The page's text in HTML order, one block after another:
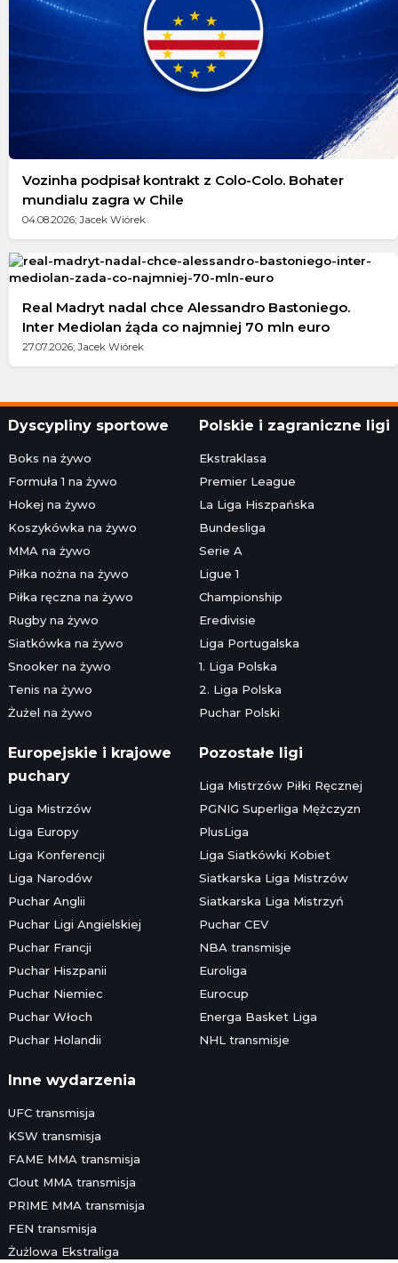
Vozinha podpisał kontrakt z Colo-Colo. Bohater
mundialu zagra w Chile
04.08.2026; Jacek Wiórek
Real Madryt nadal chce Alessandro Bastoniego.
Inter Mediolan żąda co najmniej 70 mln euro
27.07.2026; Jacek Wiórek
Dyscypliny sportowe
Boks na żywo
Formuła 1 na żywo
Hokej na żywo
Koszykówka na żywo
MMA na żywo
Piłka nożna na żywo
Piłka ręczna na żywo
Rugby na żywo
Siatkówka na żywo
Snooker na żywo
Tenis na żywo
Żużel na żywo
Polskie i zagraniczne ligi
Ekstraklasa
Premier League
La Liga Hiszpańska
Bundesliga
Serie A
Ligue 1
Championship
Eredivisie
Liga Portugalska
1. Liga Polska
2. Liga Polska
Puchar Polski
Europejskie i krajowe
puchary
Liga Mistrzów
Liga Europy
Liga Konferencji
Liga Narodów
Puchar Anglii
Puchar Ligi Angielskiej
Puchar Francji
Puchar Hiszpanii
Puchar Niemiec
Puchar Włoch
Puchar Holandii
Pozostałe ligi
Liga Mistrzów Piłki Ręcznej
PGNIG Superliga Mężczyzn
PlusLiga
Liga Siatkówki Kobiet
Siatkarska Liga Mistrzów
Siatkarska Liga Mistrzyń
Puchar CEV
NBA transmisje
Euroliga
Eurocup
Energa Basket Liga
NHL transmisje
Inne wydarzenia
UFC transmisja
KSW transmisja
FAME MMA transmisja
Clout MMA transmisja
PRIME MMA transmisja
FEN transmisja
Żużlowa Ekstraliga